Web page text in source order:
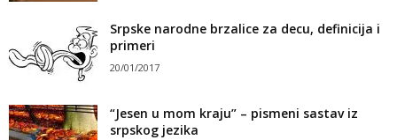
Srpske narodne brzalice za decu, definicija i
primeri
20/01/2017
“Jesen u mom kraju” – pismeni sastav iz
srpskog jezika